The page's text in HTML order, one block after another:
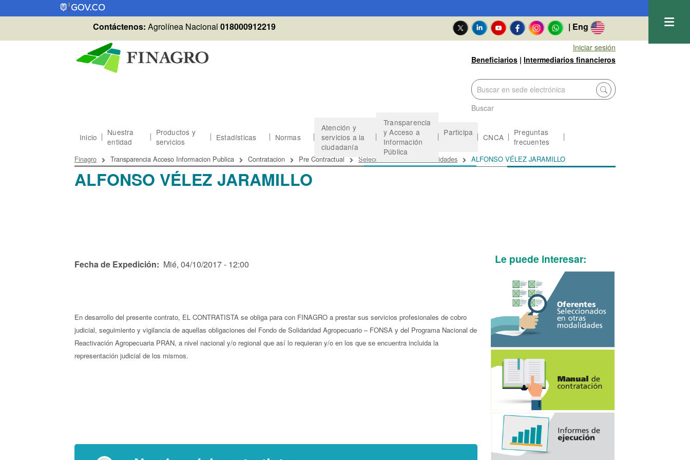
Pasar al contenido principal
Contáctenos: Agrolínea Nacional 018000912219 | Eng
Iniciar sesión
Beneficiarios | Intermediarios financieros
Buscar
Inicio
Nuestra
entidad
Productos y
servicios
Estadísticas Normas
Atención y
servicios a la
ciudadanía
Transparencia
y Acceso a
Información
Pública
Participa CNCA
Preguntas
frecuentes
ALFONSO VÉLEZ JARAMILLO
Sobrescribir enlaces de ayuda a la navegación
Finagro Transparencia Acceso Informacion Publica Contratacion Pre Contractual Seleccionados Otras Modalidades ALFONSO VÉLEZ JARAMILLO
Fecha de Expedición Mié, 04/10/2017 - 12:00
En desarrollo del presente contrato, EL CONTRATISTA se obliga para con FINAGRO a prestar sus servicios profesionales de cobro
judicial, seguimiento y vigilancia de aquellas obligaciones del Fondo de Solidaridad Agropecuario – FONSA y del Programa Nacional de
Reactivación Agropecuaria PRAN, a nivel nacional y/o regional que así lo requieran y/o en los que se encuentra incluida la
representación judicial de los mismos.
Le puede interesar: